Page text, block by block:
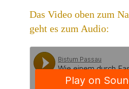
Das Video oben zum
geht es zum Audio: